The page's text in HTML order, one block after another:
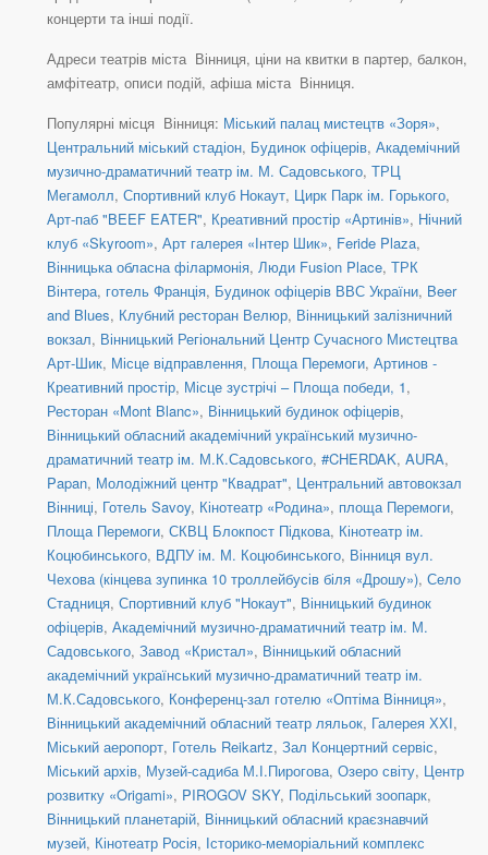
концерти та інші події.
Адреси театрів міста Вінниця, ціни на квитки в партер, балкон,
амфітеатр, описи подій, афіша міста Вінниця.
Популярні місця Вінниця: Міський палац мистецтв «Зоря»,
Центральний міський стадіон, Будинок офіцерів, Академічний
музично-драматичний театр ім. М. Садовського, ТРЦ
Мегамолл, Спортивний клуб Нокаут, Цирк Парк ім. Горького,
Арт-паб "BEEF EATER", Креативний простір «Артинів», Нічний
клуб «Skyroom», Арт галерея «Інтер Шик», Feride Plaza,
Вінницька обласна філармонія, Люди Fusion Place, ТРК
Вінтера, готель Франція, Будинок офіцерів ВВС України, Beer
and Blues, Клубний ресторан Велюр, Вінницький залізничний
вокзал, Вінницький Регіональний Центр Сучасного Мистецтва
Арт-Шик, Місце відправлення, Площа Перемоги, Артинов -
Креативний простір, Місце зустрічі – Площа победи, 1,
Ресторан «Mont Blanc», Вінницький будинок офіцерів,
Вінницький обласний академічний український музично-
драматичний театр ім. М.К.Садовського, #CHERDAK, AURA,
Papan, Молодіжний центр "Квадрат", Центральний автовокзал
Вінниці, Готель Savoy, Кінотеатр «Родина», площа Перемоги,
Площа Перемоги, СКВЦ Блокпост Підкова, Кінотеатр ім.
Коцюбинського, ВДПУ ім. М. Коцюбинського, Вінниця вул.
Чехова (кінцева зупинка 10 троллейбусів біля «Дрошу»), Село
Стадниця, Спортивний клуб "Нокаут", Вінницький будинок
офіцерів, Академічний музично-драматичний театр ім. М.
Садовського, Завод «Кристал», Вінницький обласний
академічний український музично-драматичний театр ім.
М.К.Садовського, Конференц-зал готелю «Оптіма Вінниця»,
Вінницький академічний обласний театр ляльок, Галерея ХХІ,
Міський аеропорт, Готель Reikartz, Зал Концертний сервіс,
Міський архів, Музей-садиба М.І.Пирогова, Озеро світу, Центр
розвитку «Origami», PIROGOV SKY, Подільський зоопарк,
Вінницький планетарій, Вінницький обласний краєзнавчий
музей, Кінотеатр Росія, Історико-меморіальний комплекс